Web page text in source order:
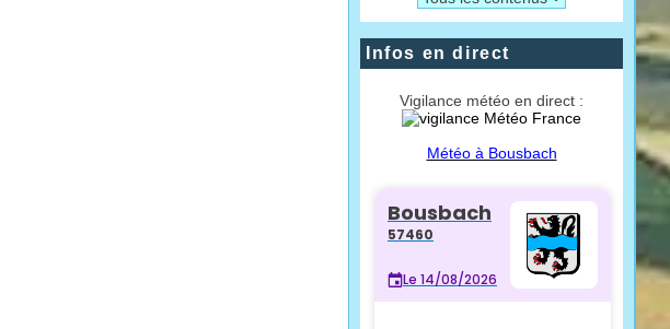
Infos en direct
Vigilance météo en direct :
Météo à Bousbach